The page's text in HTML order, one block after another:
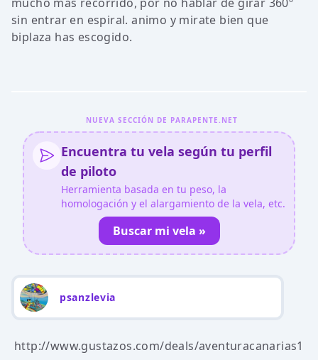
sin entrar en espiral. animo y mirate bien que
biplaza has escogido.
NUEVA SECCIÓN DE PARAPENTE.NET
Encuentra tu vela según tu perfil
de piloto
Herramienta basada en tu peso, la
homologación y el alargamiento de la vela, etc.
Buscar mi vela »
psanzlevia
http://www.gustazos.com/deals/aventuracanarias1